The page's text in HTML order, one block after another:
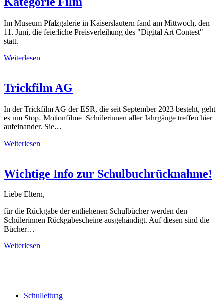
Im Museum Pfalzgalerie in Kaiserslautern fand am Mittwoch, den
11. Juni, die feierliche Preisverleihung des "Digital Art Contest"
statt.
Weiterlesen
Trickfilm AG
In der Trickfilm AG der ESR, die seit September 2023 besteht, geht
es um Stop- Motionfilme. Schülerinnen aller Jahrgänge treffen hier
aufeinander. Sie…
Weiterlesen
Wichtige Info zur Schulbuchrücknahme!
Liebe Eltern,
für die Rückgabe der entliehenen Schulbücher werden den
Schülerinnen Rückgabescheine ausgehändigt. Auf diesen sind die
Bücher…
Weiterlesen
Schulleitung